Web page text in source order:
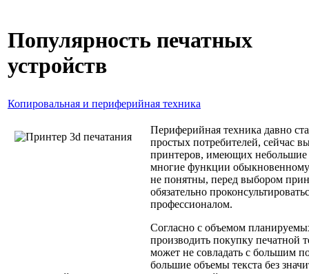
Популярность печатных
устройств
Копировальная и периферийная техника
Периферийная техника давно
простых потребителей, сейчас
принтеров, имеющих небольшие
многие функции
не понятны, перед выбором
обязательно
профессионалом.
Согласно с объемом
производить покупку печатной
может не совладать с большим
большие объемы текста без